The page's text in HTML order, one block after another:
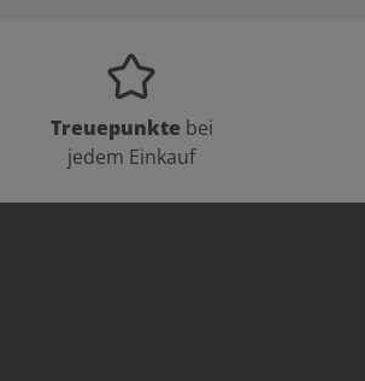
Treuepunkte bei
jedem Einkauf